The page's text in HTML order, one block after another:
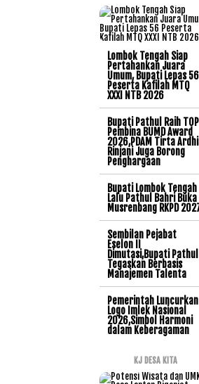
Lombok Tengah Siap
Pertahankan Juara
Umum, Bupati Lepas 56
Peserta Kafilah MTQ
XXXI NTB 2026
Bupati Pathul Raih TOP
Pembina BUMD Award
2026,PDAM Tirta
Rinjani Juga Borong
Penghargaan
Bupati Lombok Tengah
Lalu Pathul Bahri Buka
Musrenbang RKPD
Sembilan Pejabat
Eselon II
Dimutasi,Bupati Pathul
Tegaskan Berbasis
Manajemen Talenta
Pemerintah Luncurkan
Logo Imlek Nasional
2026,Simbol Harmoni
dalam Keberagaman
KJ DESA KITA